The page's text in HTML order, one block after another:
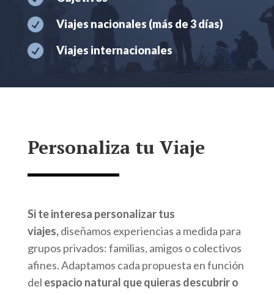
 Viajes nacionales (más de 3 días)
 Viajes internacionales
Personaliza tu Viaje
Si te interesa personalizar tus
viajes,diseñamos experiencias a medida para
grupos privados: familias, amigos o colectivos
afines. Adaptamos cada propuesta en función
del espacio natural que quieras descubrir o